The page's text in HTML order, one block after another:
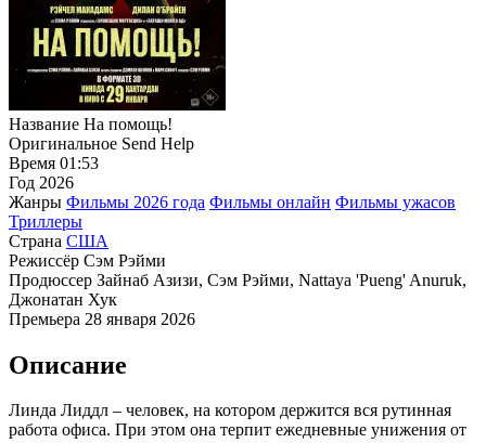
Название На помощь!
Оригинальное Send Help
Время 01:53
Год 2026
Жанры Фильмы 2026 года Фильмы онлайн Фильмы ужасов
Триллеры
Страна США
Режиссёр Сэм Рэйми
Продюссер Зайнаб Азизи, Сэм Рэйми, Nattaya 'Pueng' Anuruk,
Джонатан Хук
Премьера 28 января 2026
Описание
Линда Лиддл – человек, на котором держится вся рутинная
работа офиса. При этом она терпит ежедневные унижения от